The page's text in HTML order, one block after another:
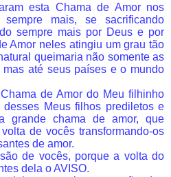
esta Chama de Amor nos
mais, se sacrificando
sempre mais por Deus e por
Amor neles atingiu um grau tão
queimaria não somente as
até seus países e o mundo
de Amor do Meu filhinho
Meus filhos prediletos e
grande chama de amor, que
de vocês transformando-os
de amor.
de vocês, porque a volta do
dela o AVISO.